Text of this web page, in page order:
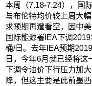
本周（7.18-7.24），国
与布伦特均价较上周大
求预期再遭看空，因中
国际能源署IEA下调
桶/日。去年IEA预期
日，今年6月就已经将
下调令油价下行压力加
降，但这主要是此前墨